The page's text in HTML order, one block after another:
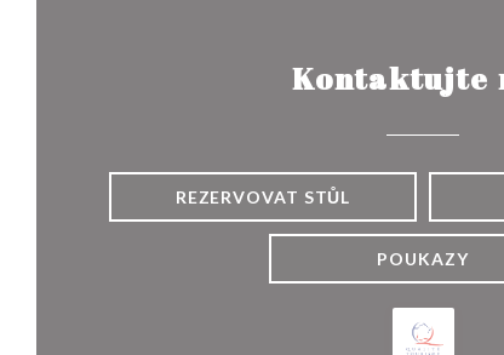
Kontaktujte
REZERVOVAT STŮL
POUKAZY